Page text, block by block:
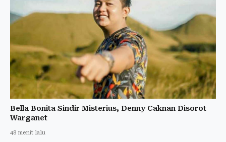
Bella Bonita Sindir Misterius, Denny Caknan Disorot
Warganet
48 menit lalu